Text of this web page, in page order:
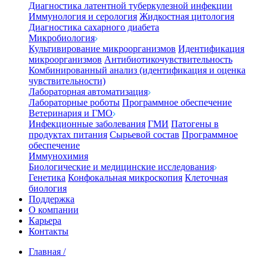
Диагностика латентной туберкулезной инфекции
Иммунология и серология Жидкостная цитология
Диагностика сахарного диабета
Микробиология
Культивирование микроорганизмов Идентификация
микроорганизмов Антибиотикочувствительность
Комбинированный анализ (идентификация и оценка
чувствительности)
Лабораторная автоматизация
Лабораторные роботы Программное обеспечение
Ветеринария и ГМО
Инфекционные заболевания ГМИ Патогены в
продуктах питания Сырьевой состав Программное
обеспечение
Иммунохимия
Биологические и медицинские исследования
Генетика Конфокальная микроскопия Клеточная
биология
Поддержка
О компании
Карьера
Контакты
Главная /